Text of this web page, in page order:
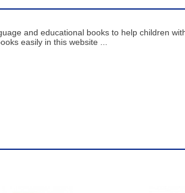
and educational books to help children
easily in this website ...